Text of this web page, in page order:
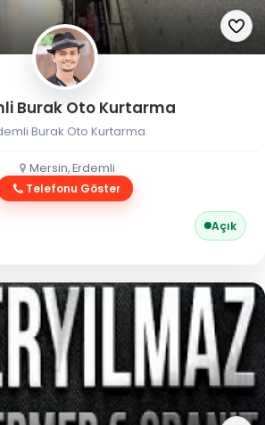
Burak Oto Kurtarma
Burak Oto Kurtarma
Mersin, Erdemli
Telefonu Göster
Açık